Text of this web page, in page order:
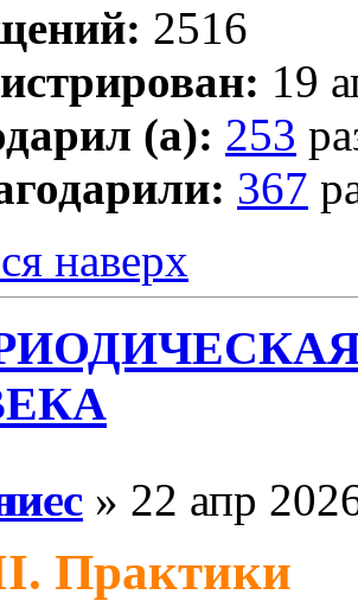
2516
19
(а): 253
367
наверх
» 22 апр
Практики